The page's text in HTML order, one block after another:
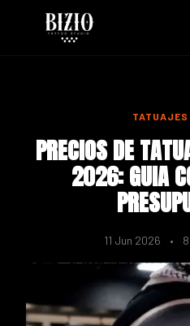
TATUAJES
PRECIOS DE
2026: GUIA
11 Jun 2026 •